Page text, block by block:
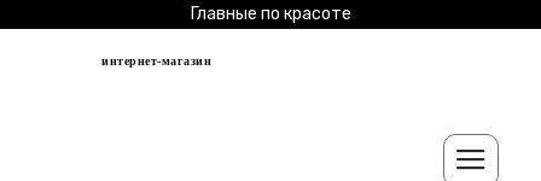
Главные по красоте
интернет-магазин